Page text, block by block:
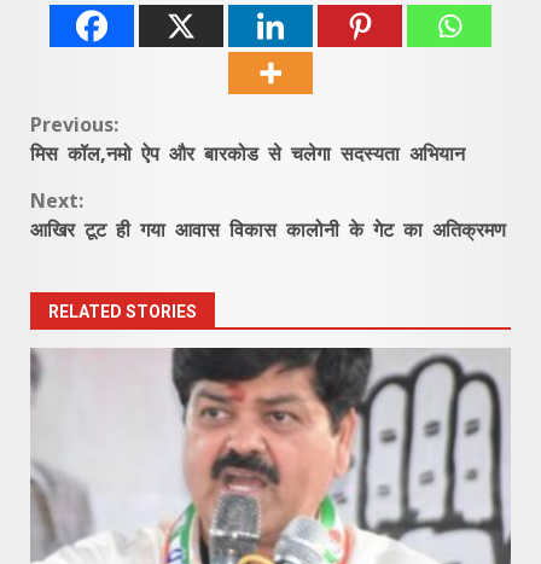
Continue
Previous:
मिस कॉल,नमो ऐप और बारकोड से चलेगा सदस्यता अभियान
Next:
आखिर टूट ही गया आवास विकास कालोनी के गेट का अतिक्रमण
RELATED STORIES